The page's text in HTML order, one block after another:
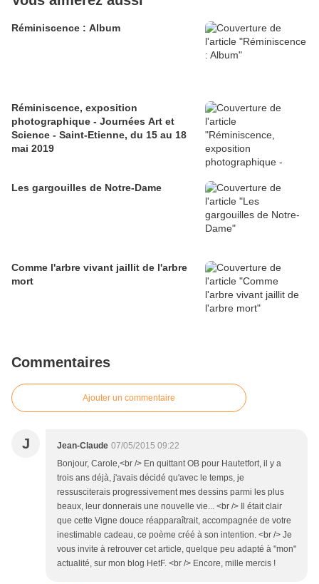
Réminiscence : Album
Réminiscence, exposition
photographique - Journées Art et
Science - Saint-Etienne, du 15 au 18
mai 2019
Les gargouilles de Notre-Dame
Comme l'arbre vivant jaillit de l'arbre
mort
Commentaires
Ajouter un commentaire
J Jean-Claude 07/05/2015 09:22
Bonjour, Carole,<br /> En quittant OB pour Hautetfort, il y a
trois ans déjà, j'avais décidé qu'avec le temps, je
ressusciterais progressivement mes dessins parmi les plus
beaux, leur donnerais une nouvelle vie... <br /> Il était clair
que cette Vigne douce réapparaîtrait, accompagnée de votre
inestimable cadeau, ce poème créé à son intention. <br /> Je
vous invite à retrouver cet article, quelque peu adapté à "mon"
actualité, sur mon blog HetF. <br /> Encore, mille mercis !